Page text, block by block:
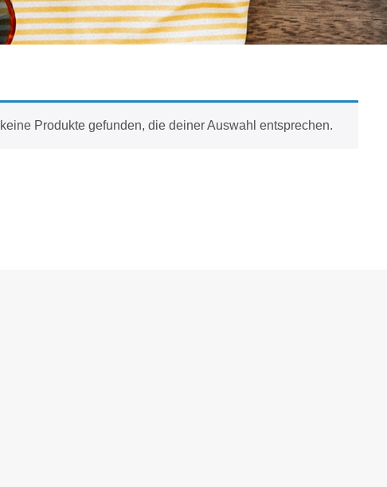
Produkte gefunden, die deiner Auswahl entsprechen.